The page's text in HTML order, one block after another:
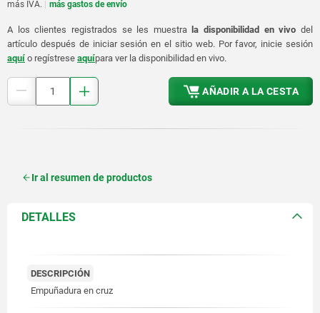
más IVA. más gastos de envío
A los clientes registrados se les muestrala disponibilidad en vivo del
artículo después de iniciar sesión en el sitio web. Por favor, inicie sesión
aquí o regístrese aquípara ver la disponibilidad en vivo.
AÑADIR A LA CESTA
Ir al resumen de productos
DETALLES
DESCRIPCIÓN
Empuñadura en cruz